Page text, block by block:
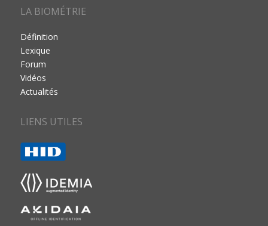
LA BIOMÉTRIE
Définition
Lexique
Forum
Vidéos
Actualités
LIENS UTILES